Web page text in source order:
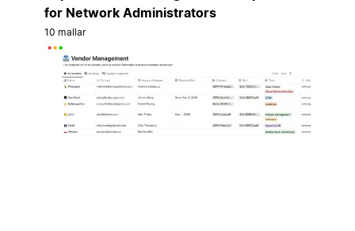
for Network Administrators
10 mallar